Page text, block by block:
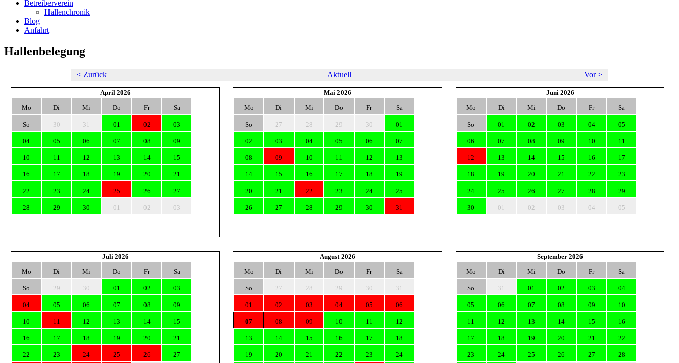
Betreiberverein
Hallenchronik
Blog
Anfahrt
Hallenbelegung
< Zurück Aktuell Vor >
April 2026
Mo
Di Mi Do Fr Sa
So 30 31 01 02 03
04 05 06 07 08 09
10 11 12 13 14 15
16 17 18 19 20 21
22 23 24 25 26 27
28 29 30 01 02 03
Mai 2026
Mo
Di Mi Do Fr Sa
So 27 28 29 30 01
02 03 04 05 06 07
08 09 10 11 12 13
14 15 16 17 18 19
20 21 22 23 24 25
26 27 28 29 30 31
Juni 2026
Mo
Di Mi Do Fr Sa
So 01 02 03 04 05
06 07 08 09 10 11
12 13 14 15 16 17
18 19 20 21 22 23
24 25 26 27 28 29
30 01 02 03 04 05
Juli 2026
Mo
Di Mi Do Fr Sa
So 29 30 01 02 03
04 05 06 07 08 09
10 11 12 13 14 15
16 17 18 19 20 21
22 23 24 25 26 27
August 2026
Mo
Di Mi Do Fr Sa
So 27 28 29 30 31
01 02 03 04 05 06
07 08 09 10 11 12
13 14 15 16 17 18
19 20 21 22 23 24
September 2026
Mo
Di Mi Do Fr Sa
So 31 01 02 03 04
05 06 07 08 09 10
11 12 13 14 15 16
17 18 19 20 21 22
23 24 25 26 27 28